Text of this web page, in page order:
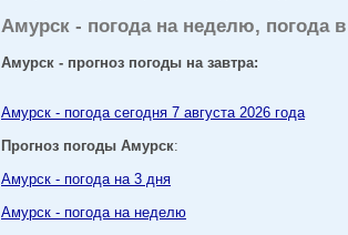
Амурск - погода на неделю, погода в
Амурск - прогноз погоды на завтра:
Амурск - погода сегодня 7 августа 2026 года
Прогноз погоды Амурск:
Амурск - погода на 3 дня
Амурск - погода на неделю